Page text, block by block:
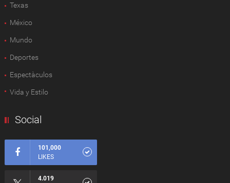
Texas
México
Mundo
Deportes
Espectàculos
Vida y Estilo
Social
101,000
LIKES
4.019